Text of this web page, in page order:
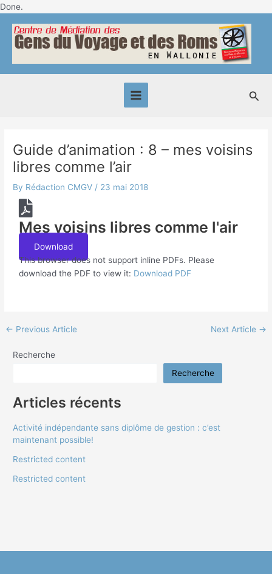
Done.
content
Main
Menu
Guide d’animation : 8 – mes voisins
libres comme l’air
By Rédaction CMGV / 23 mai 2018
Mes voisins libres comme l'air
Download
This browser does not support inline PDFs. Please
download the PDF to view it: Download PDF
navigation
← Previous Article Next Article →
Recherche
Recherche
Articles récents
Activité indépendante sans diplôme de gestion : c’est
maintenant possible!
Restricted content
Restricted content